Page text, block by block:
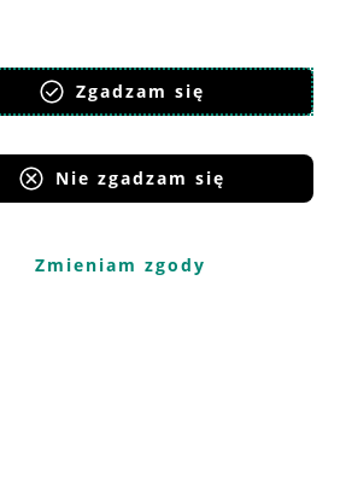
Zgadzam się
Nie zgadzam się
Zmieniam zgody